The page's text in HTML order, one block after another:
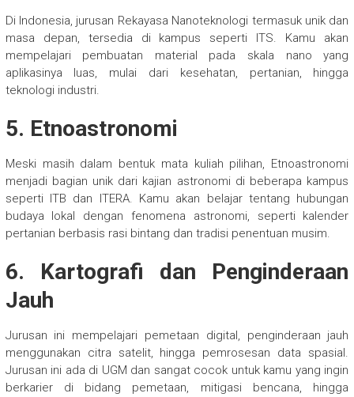
Di Indonesia, jurusan Rekayasa Nanoteknologi termasuk unik dan
masa depan, tersedia di kampus seperti ITS. Kamu akan
mempelajari pembuatan material pada skala nano yang
aplikasinya luas, mulai dari kesehatan, pertanian, hingga
teknologi industri.
5. Etnoastronomi
Meski masih dalam bentuk mata kuliah pilihan, Etnoastronomi
menjadi bagian unik dari kajian astronomi di beberapa kampus
seperti ITB dan ITERA. Kamu akan belajar tentang hubungan
budaya lokal dengan fenomena astronomi, seperti kalender
pertanian berbasis rasi bintang dan tradisi penentuan musim.
6. Kartografi dan Penginderaan
Jauh
Jurusan ini mempelajari pemetaan digital, penginderaan jauh
menggunakan citra satelit, hingga pemrosesan data spasial.
Jurusan ini ada di UGM dan sangat cocok untuk kamu yang ingin
berkarier di bidang pemetaan, mitigasi bencana, hingga